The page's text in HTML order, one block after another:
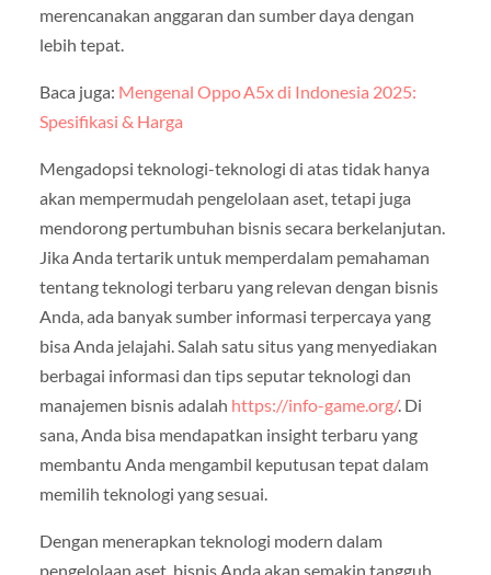
merencanakan anggaran dan sumber daya dengan
lebih tepat.
Baca juga: Mengenal Oppo A5x di Indonesia 2025:
Spesifikasi & Harga
Mengadopsi teknologi-teknologi di atas tidak hanya
akan mempermudah pengelolaan aset, tetapi juga
mendorong pertumbuhan bisnis secara berkelanjutan.
Jika Anda tertarik untuk memperdalam pemahaman
tentang teknologi terbaru yang relevan dengan bisnis
Anda, ada banyak sumber informasi terpercaya yang
bisa Anda jelajahi. Salah satu situs yang menyediakan
berbagai informasi dan tips seputar teknologi dan
manajemen bisnis adalah https://info-game.org/. Di
sana, Anda bisa mendapatkan insight terbaru yang
membantu Anda mengambil keputusan tepat dalam
memilih teknologi yang sesuai.
Dengan menerapkan teknologi modern dalam
pengelolaan aset, bisnis Anda akan semakin tangguh